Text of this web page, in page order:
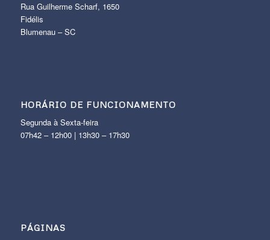
Rua Guilherme Scharf, 1650
Fidélis
Blumenau – SC
HORÁRIO DE FUNCIONAMENTO
Segunda à Sexta-feira
07h42 – 12h00 | 13h30 – 17h30
PÁGINAS